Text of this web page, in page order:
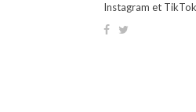
Instagram et